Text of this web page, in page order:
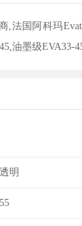
,法国阿科玛
油墨级EVA33-
透明
55